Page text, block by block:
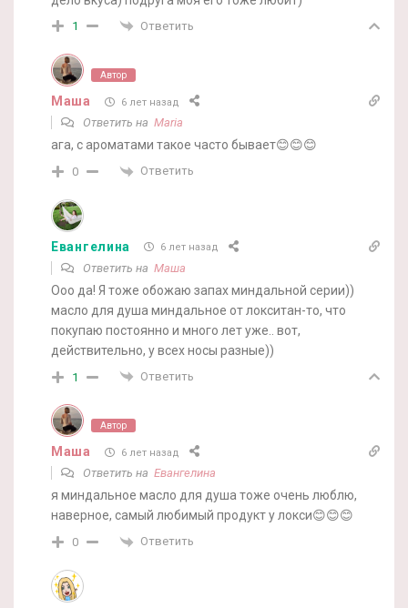
1 Ответить
Автор
Маша 6 лет назад
Ответить на Maria
ага, с ароматами такое часто бывает😊😊😊
0 Ответить
Евангелина 6 лет назад
Ответить на Маша
Ооо да! Я тоже обожаю запах миндальной серии))
масло для душа миндальное от локситан-то, что
покупаю постоянно и много лет уже.. вот,
действительно, у всех носы разные))
1 Ответить
Автор
Маша 6 лет назад
Ответить на Евангелина
я миндальное масло для душа тоже очень люблю,
наверное, самый любимый продукт у локси😊😊😊
0 Ответить